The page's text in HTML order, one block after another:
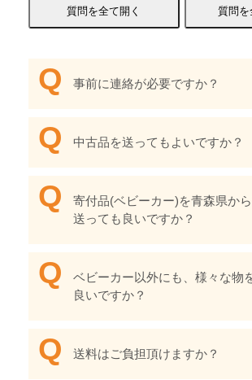
事前に連絡が必要ですか？
中古品を送ってもよいですか？
寄付品(ベビーカー)を青森県か
送っても良いですか？
ベビーカー以外にも、様々な物
良いですか？
送料はご負担頂けますか？